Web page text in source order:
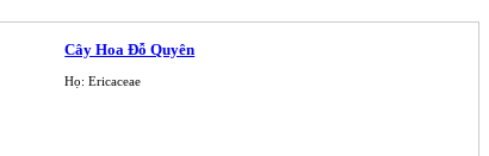
Cây Hoa Đỗ Quyên
Họ: Ericaceae